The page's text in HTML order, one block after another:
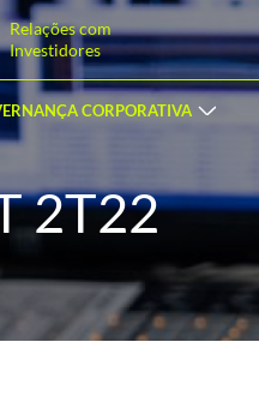
Relações com
Investidores
CORPORATIVA
2T22